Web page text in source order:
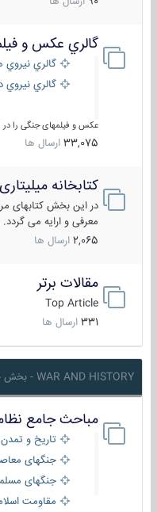
گالري عكس و فيلم
گالري نيروي
گالري نيروي
عکس و فیلمهای جنگی را در
33,075 ارسال ها
کتابخانه میلیتاری
در این بخش کتابهای
معرفی و ارایه می گردد.
2,065 ارسال ها
مقالات برتر
Top Article
331 ارسال ها
WAR AND HISTORY - بخش جنگ و تاریخ
مباحث جامع
تاریخ و تمدن
جنگهای معاصر
جنگهای
مقاومت اسلامی